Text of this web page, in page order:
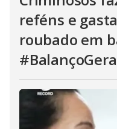
reféns e
roubado em